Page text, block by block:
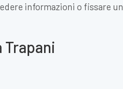
informazioni o fissare un